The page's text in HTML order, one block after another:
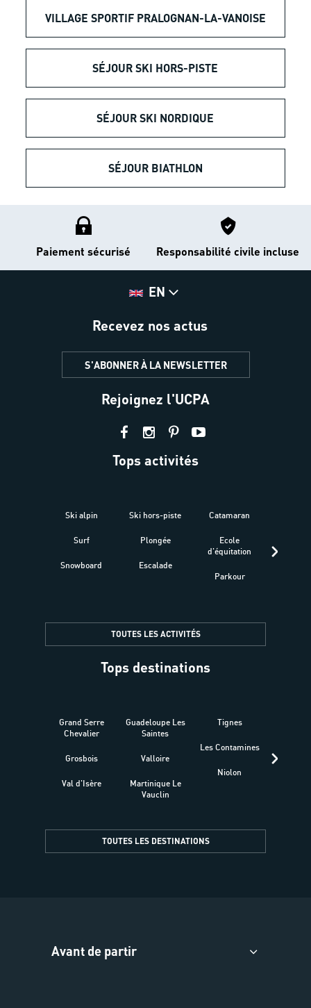
VILLAGE SPORTIF PRALOGNAN-LA-VANOISE
SÉJOUR SKI HORS-PISTE
SÉJOUR SKI NORDIQUE
SÉJOUR BIATHLON
Paiement sécurisé Responsabilité civile incluse
EN
Recevez nos actus
S'ABONNER À LA NEWSLETTER
Rejoignez l'UCPA
Tops activités
Ski alpin
Surf
Snowboard
Ski hors-piste
Plongée
Escalade
Catamaran
Ecole
d'équitation
Parkour
TOUTES LES ACTIVITÉS
Tops destinations
Grand Serre
Chevalier
Grosbois
Val d'Isère
Guadeloupe Les
Saintes
Valloire
Martinique Le
Vauclin
Tignes
Les Contamines
Niolon
TOUTES LES DESTINATIONS
Avant de partir